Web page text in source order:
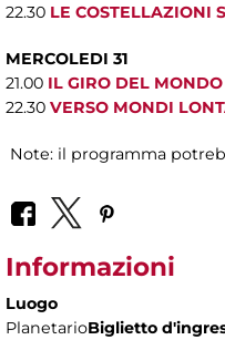
22.30 LE COSTELLAZIONI
MERCOLEDI 31
21.00 IL GIRO DEL
22.30 VERSO MONDI
Note: il programma
Informazioni
Luogo
PlanetarioBiglietto